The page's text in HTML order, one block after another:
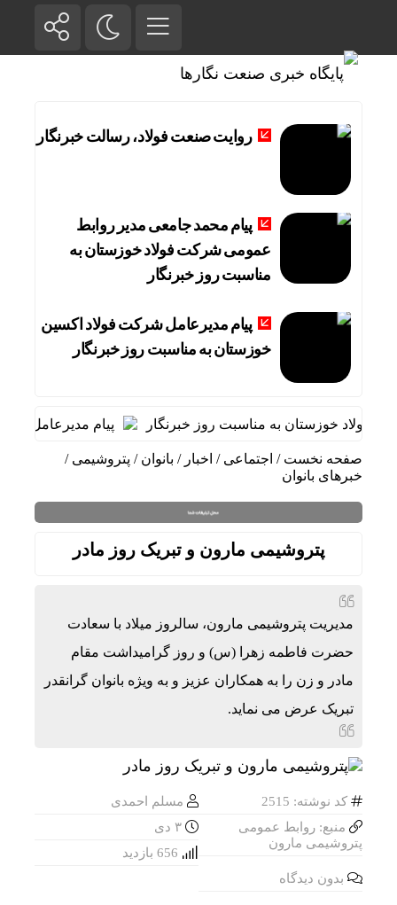
روایت صنعت فولاد،‌ رسالت خبرنگار
پیام محمد جامعی مدیر روابط
عمومی شرکت فولاد خوزستان به
مناسبت روز خبرنگار
پیام مدیرعامل شرکت فولاد اکسین
خوزستان به مناسبت روز خبرنگار
خوزستان به مناسبت روز خبرنگار پیام مدیرعامل شرکت
صفحه نخست / اجتماعی / اخبار / بانوان / پتروشیمی /
خبرهای بانوان
پتروشیمی مارون و تبریک روز مادر
مدیریت پتروشیمی مارون، سالروز میلاد با سعادت
حضرت فاطمه زهرا (س) و روز گرامیداشت مقام
مادر و زن را به همکاران عزیز و به ویژه بانوان گرانقدر
تبریک عرض می نماید.
کد نوشته: 2515
مسلم احمدی
منبع: روابط عمومی
پتروشیمی مارون
بدون دیدگاه